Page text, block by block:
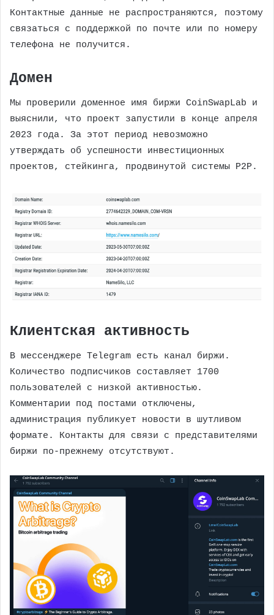
Контактные данные не распространяются, поэтому
связаться с поддержкой по почте или по номеру
телефона не получится.
Домен
Мы проверили доменное имя биржи CoinSwapLab и
выяснили, что проект запустили в конце апреля
2023 года. За этот период невозможно
утверждать об успешности инвестиционных
проектов, стейкинга, продвинутой системы P2P.
Клиентская активность
В мессенджере Telegram есть канал биржи.
Количество подписчиков составляет 1700
пользователей с низкой активностью.
Комментарии под постами отключены,
администрация публикует новости в шутливом
формате. Контакты для связи с представителями
биржи по-прежнему отсутствуют.